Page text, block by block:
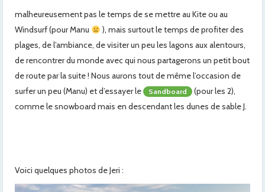
malheureusement pas le temps de se mettre au Kite ou au
Windsurf (pour Manu
), mais surtout le temps de profiter des
plages, de l’ambiance, de visiter un peu les lagons aux alentours,
de rencontrer du monde avec qui nous partagerons un petit bout
de route par la suite ! Nous aurons tout de même l’occasion de
surfer un peu (Manu) et d’essayer le
Sandboard
(pour les 2),
comme le snowboard mais en descendant les dunes de sable J.
Voici quelques photos de Jeri :